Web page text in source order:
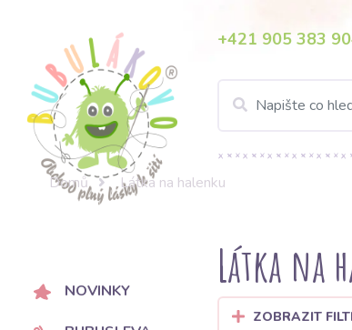
+421 905 383
Domů Látka na halenku
NOVINKY Látka na
ZOBRAZIT